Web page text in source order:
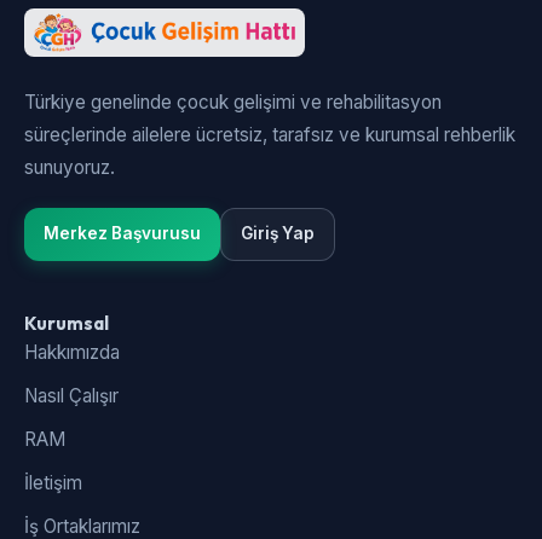
Türkiye genelinde çocuk gelişimi ve rehabilitasyon
süreçlerinde ailelere ücretsiz, tarafsız ve kurumsal rehberlik
sunuyoruz.
Merkez Başvurusu Giriş Yap
Kurumsal
Hakkımızda
Nasıl Çalışır
RAM
İletişim
İş Ortaklarımız